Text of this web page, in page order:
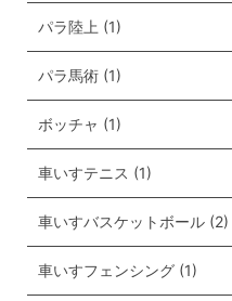
パラ陸上 (1)
パラ馬術 (1)
ボッチャ (1)
車いすテニス (1)
車いすバスケットボール (2)
車いすフェンシング (1)